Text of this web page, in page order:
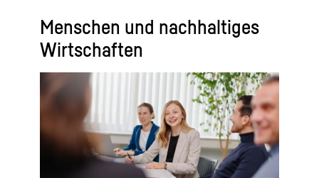
Menschen und nachhaltiges
Wirtschaften